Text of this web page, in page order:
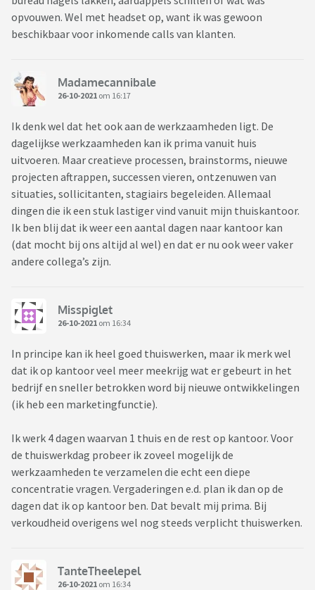
opvouwen. Wel met headset op, want ik was gewoon
beschikbaar voor inkomende calls van klanten.
Madamecannibale
26-10-2021 om 16:17
Ik denk wel dat het ook aan de werkzaamheden ligt. De
dagelijkse werkzaamheden kan ik prima vanuit huis
uitvoeren. Maar creatieve processen, brainstorms, nieuwe
projecten aftrappen, successen vieren, ontzenuwen van
situaties, sollicitanten, stagiairs begeleiden. Allemaal
dingen die ik een stuk lastiger vind vanuit mijn thuiskantoor.
Ik ben blij dat ik weer een aantal dagen naar kantoor kan
(dat mocht bij ons altijd al wel) en dat er nu ook weer vaker
andere collega’s zijn.
Misspiglet
26-10-2021 om 16:34
In principe kan ik heel goed thuiswerken, maar ik merk wel
dat ik op kantoor veel meer meekrijg wat er gebeurt in het
bedrijf en sneller betrokken word bij nieuwe ontwikkelingen
(ik heb een marketingfunctie).
Ik werk 4 dagen waarvan 1 thuis en de rest op kantoor. Voor
de thuiswerkdag probeer ik zoveel mogelijk de
werkzaamheden te verzamelen die echt een diepe
concentratie vragen. Vergaderingen e.d. plan ik dan op de
dagen dat ik op kantoor ben. Dat bevalt mij prima. Bij
verkoudheid overigens wel nog steeds verplicht thuiswerken.
TanteTheelepel
26-10-2021 om 16:34